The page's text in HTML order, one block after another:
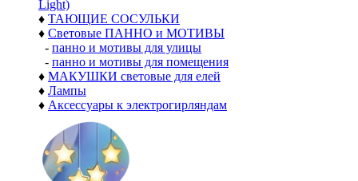
Light)
♦ ТАЮЩИЕ СОСУЛЬКИ
♦ Световые ПАННО и МОТИВЫ
- панно и мотивы для улицы
- панно и мотивы для помещения
♦ МАКУШКИ световые для елей
♦ Лампы
♦ Аксессуары к электрогирляндам